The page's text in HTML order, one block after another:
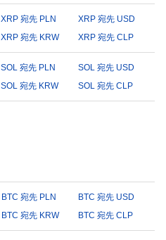
XRP 宛先 PLN
XRP 宛先 USD
XRP 宛先 KRW XRP 宛先 CLP
SOL 宛先 PLN
SOL 宛先 USD
SOL 宛先 KRW SOL 宛先 CLP
BTC 宛先 PLN
BTC 宛先 USD
BTC 宛先 KRW BTC 宛先 CLP